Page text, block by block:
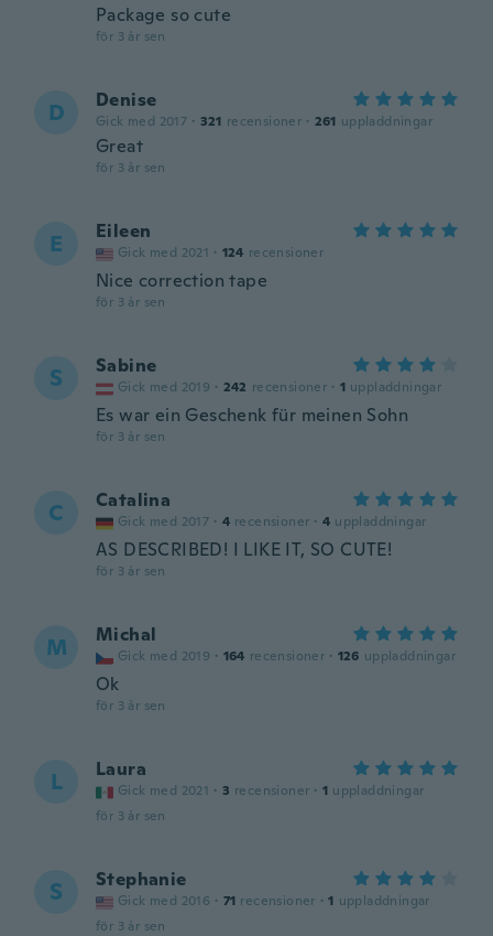
Package so cute
för 3 år sen
D Denise
Gick med 2017 · 321 recensioner · 261 uppladdningar
Great
för 3 år sen
E Eileen
Gick med 2021 · 124 recensioner
Nice correction tape
för 3 år sen
S Sabine
Gick med 2019 · 242 recensioner · 1 uppladdningar
Es war ein Geschenk für meinen Sohn
för 3 år sen
C Catalina
Gick med 2017 · 4 recensioner · 4 uppladdningar
AS DESCRIBED! I LIKE IT, SO CUTE!
för 3 år sen
M Michal
Gick med 2019 · 164 recensioner · 126 uppladdningar
Ok
för 3 år sen
L Laura
Gick med 2021 · 3 recensioner · 1 uppladdningar
för 3 år sen
S Stephanie
Gick med 2016 · 71 recensioner · 1 uppladdningar
för 3 år sen